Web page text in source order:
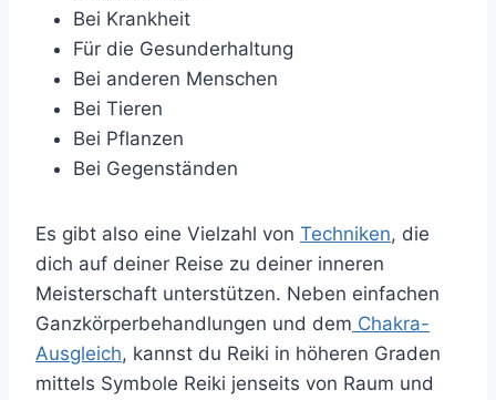
Bei Krankheit
Für die Gesunderhaltung
Bei anderen Menschen
Bei Tieren
Bei Pflanzen
Bei Gegenständen
Es gibt also eine Vielzahl von Techniken, die
dich auf deiner Reise zu deiner inneren
Meisterschaft unterstützen. Neben einfachen
Ganzkörperbehandlungen und dem Chakra-
Ausgleich, kannst du Reiki in höheren Graden
mittels Symbole Reiki jenseits von Raum und